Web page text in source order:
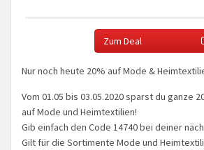
Zum Deal
Nur noch heute 20% auf Mode &
Vom 01.05 bis 03.05.2020 sparst du ganze
auf Mode und Heimtextilien!
Gib einfach den Code 14740 bei deiner
Gilt für die Sortimente Mode und